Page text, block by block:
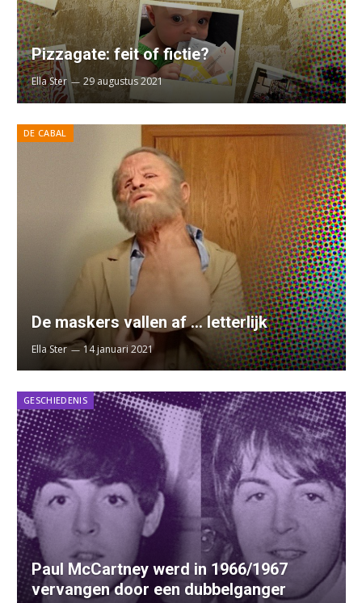
Pizzagate: feit of fictie?
Ella Ster 29 augustus 2021
DE CABAL
De maskers vallen af … letterlijk
Ella Ster 14 januari 2021
GESCHIEDENIS
Paul McCartney werd in 1966/1967
vervangen door een dubbelganger